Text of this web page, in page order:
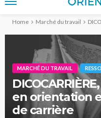
Home Marché du travail
MARCHÉ DU TRAVAIL
en orientation
de carrière